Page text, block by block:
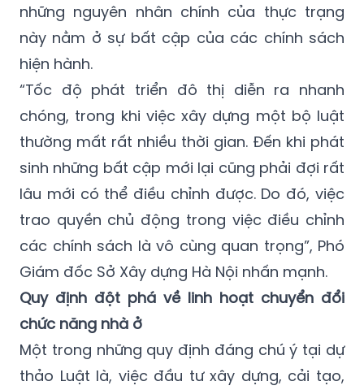
những nguyên nhân chính của thực trạng
này nằm ở sự bất cập của các chính sách
hiện hành.
“Tốc độ phát triển đô thị diễn ra nhanh
chóng, trong khi việc xây dựng một bộ luật
thường mất rất nhiều thời gian. Đến khi phát
sinh những bất cập mới lại cũng phải đợi rất
lâu mới có thể điều chỉnh được. Do đó, việc
trao quyền chủ động trong việc điều chỉnh
các chính sách là vô cùng quan trọng”, Phó
Giám đốc Sở Xây dựng Hà Nội nhấn mạnh.
Quy định đột phá về linh hoạt chuyển đổi
chức năng nhà ở
Một trong những quy định đáng chú ý tại dự
thảo Luật là, việc đầu tư xây dựng, cải tạo,